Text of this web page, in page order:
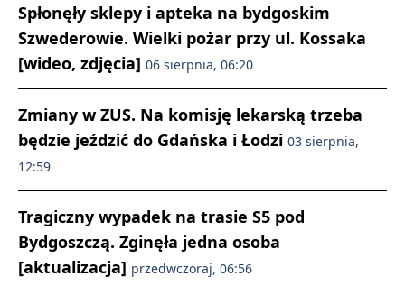
Spłonęły sklepy i apteka na bydgoskim
Szwederowie. Wielki pożar przy ul. Kossaka
[wideo, zdjęcia] 06 sierpnia, 06:20
Zmiany w ZUS. Na komisję lekarską trzeba
będzie jeździć do Gdańska i Łodzi 03 sierpnia,
12:59
Tragiczny wypadek na trasie S5 pod
Bydgoszczą. Zginęła jedna osoba
[aktualizacja] przedwczoraj, 06:56